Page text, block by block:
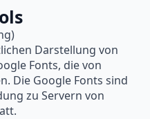
Darstellung von
Fonts, die von
Die Google Fonts sind
zu Servern von